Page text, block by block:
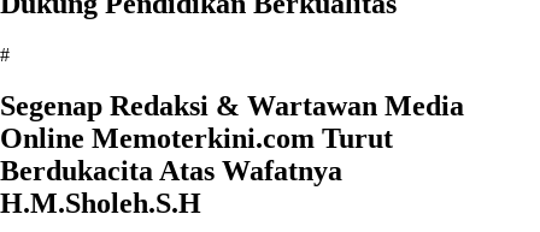
#
Segenap Redaksi & Wartawan Media
Online Memoterkini.com Turut
Berdukacita Atas Wafatnya
H.M.Sholeh.S.H